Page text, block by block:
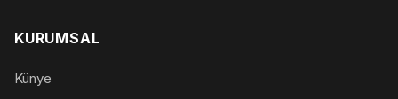
KURUMSAL
Künye